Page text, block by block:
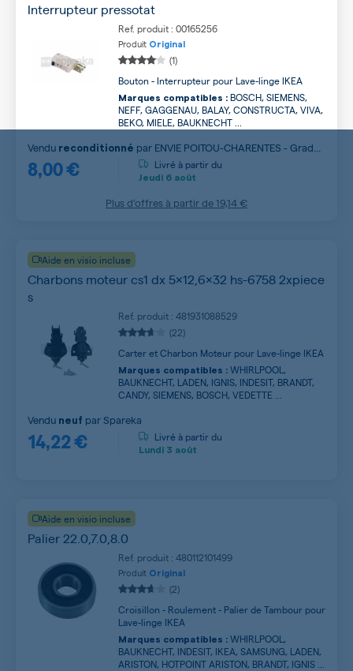
Interrupteur pressotat
Ref. produit : 00165256
Produit Original
(1)
Bouton - Interrupteur pour Lave-linge IKEA
Marques compatibles : BOSCH, SIEMENS,
NEFF, GAGGENAU, BALAY, CONSTRUCTA, VIVA,
BEKO, MIELE, BAUKNECHT ...
8,00 €
Vendu reconditionné par ENVIE POITOU-CHARENTES - Grade
B
Livré à partir du
Jeudi 6 août
Plus d’offres à partir de19,14 €
Aide en visio incluse
Charbons moteur cs1 dx 5x12,6x32 hs-6758 2xpiece
s
Ref. produit : 481931088529
(22)
Carter et Charbon Moteur pour Lave-linge IKEA
Marques compatibles : WHIRLPOOL,
BAUKNECHT, LADEN, IGNIS, INDESIT, BRANDT,
CANDY, SIEMENS, BOSCH, VEDETTE ...
14,22 €
Vendu neuf parSpareka
Livré à partir du
Lundi 3 août
Aide en visio incluse
Palier 22.0,7.0,8.0
Ref. produit : 480112101499
Produit Original
(2)
Croisillon - Roulement - Palier de Tambour pour
Lave-linge IKEA
Marques compatibles : WHIRLPOOL,
BAUKNECHT, INDESIT, IKEA, SAMSUNG, LADEN,
ARISTON, HOTPOINT ARISTON, BRANDT, IGNIS ...